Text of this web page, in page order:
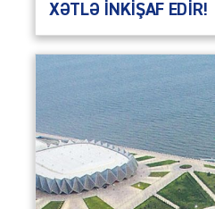
XƏTLƏ İNKİŞAF EDİR!